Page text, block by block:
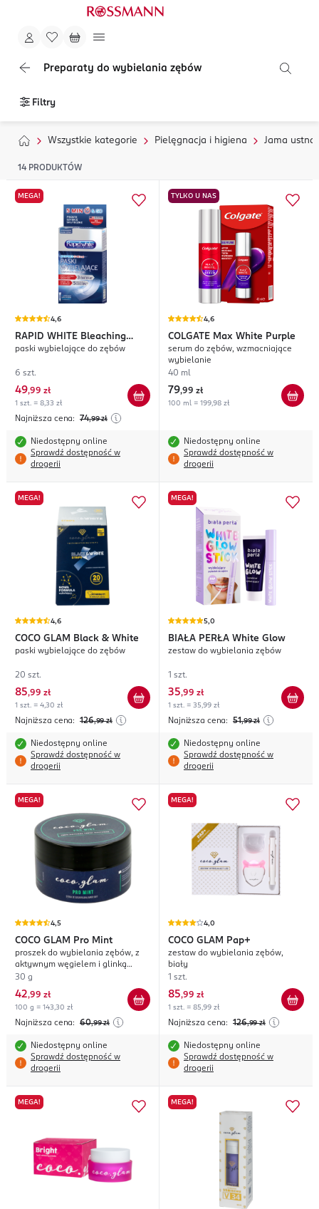
Preparaty do wybielania zębów
Filtry
Wszystkie kategorie Pielęgnacja i higiena Jama ustna
14 PRODUKTÓW
MEGA!
4,6
RAPID WHITE Bleaching
Strips
paski wybielające do zębów
6 szt.
49,99 zł
1 szt. = 8,33 zł
Najniższa cena: 74,99 zł
Niedostępny online
Sprawdź dostępność w
drogerii
TYLKO U NAS
4,6
COLGATE Max White Purple
serum do zębów, wzmacniające
wybielanie
40 ml
79,99 zł
100 ml = 199,98 zł
Niedostępny online
Sprawdź dostępność w
drogerii
MEGA!
4,6
COCO GLAM Black & White
paski wybielające do zębów
20 szt.
85,99 zł
1 szt. = 4,30 zł
Najniższa cena: 126,99 zł
Niedostępny online
Sprawdź dostępność w
drogerii
MEGA!
5,0
BIAŁA PERŁA White Glow
zestaw do wybielania zębów
1 szt.
35,99 zł
1 szt. = 35,99 zł
Najniższa cena: 51,99 zł
Niedostępny online
Sprawdź dostępność w
drogerii
MEGA!
4,5
COCO GLAM Pro Mint
proszek do wybielania zębów, z
aktywnym węgielem i glinką
bentonitową
30 g
42,99 zł
100 g = 143,30 zł
Najniższa cena: 60,99 zł
Niedostępny online
Sprawdź dostępność w
drogerii
MEGA!
4,0
COCO GLAM Pap+
zestaw do wybielania zębów,
biały
1 szt.
85,99 zł
1 szt. = 85,99 zł
Najniższa cena: 126,99 zł
Niedostępny online
Sprawdź dostępność w
drogerii
MEGA! MEGA!